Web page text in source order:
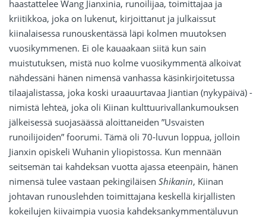
haastattelee Wang Jianxinia, runoilijaa, toimittajaa ja
kriitikkoa, joka on lukenut, kirjoittanut ja julkaissut
kiinalaisessa runouskentässä läpi kolmen muutoksen
vuosikymmenen. Ei ole kauaakaan siitä kun sain
muistutuksen, mistä nuo kolme vuosikymmentä alkoivat
nähdessäni hänen nimensä vanhassa käsinkirjoitetussa
tilaajalistassa, joka koski uraauurtavaa Jiantian (nykypäivä) -
nimistä lehteä, joka oli Kiinan kulttuurivallankumouksen
jälkeisessä suojasäässä aloittaneiden ”Usvaisten
runoilijoiden” foorumi. Tämä oli 70-luvun loppua, jolloin
Jianxin opiskeli Wuhanin yliopistossa. Kun mennään
seitsemän tai kahdeksan vuotta ajassa eteenpäin, hänen
nimensä tulee vastaan pekingiläisen Shikanin, Kiinan
johtavan runouslehden toimittajana keskellä kirjallisten
kokeilujen kiivaimpia vuosia kahdeksankymmentäluvun